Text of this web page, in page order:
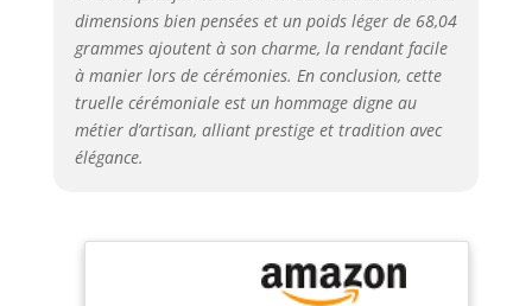
dimensions bien pensées et un poids léger de 68,04
grammes ajoutent à son charme, la rendant facile
à manier lors de cérémonies. En conclusion, cette
truelle cérémoniale est un hommage digne au
métier d’artisan, alliant prestige et tradition avec
élégance.